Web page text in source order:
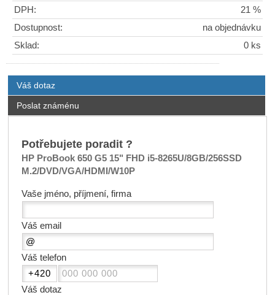
DPH:
21 %
Dostupnost:
na objednávku
Sklad:
0 ks
Váš dotaz
Poslat známénu
Potřebujete poradit ?
HP ProBook 650 G5 15" FHD i5-8265U/8GB/256SSD
M.2/DVD/VGA/HDMI/W10P
Vaše jméno, příjmení, firma
Váš email
Váš telefon
Váš dotaz